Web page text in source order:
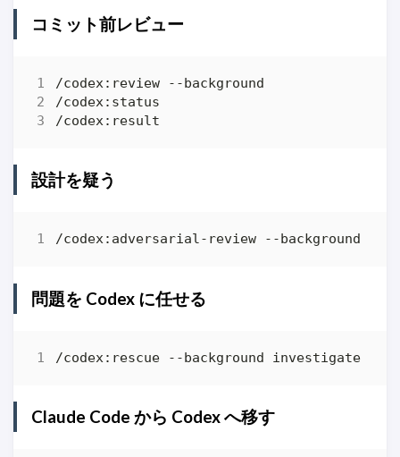
コミット前レビュー
設計を疑う
/codex:adversarial-review --background
問題を Codex に任せる
Claude Code から Codex へ移す